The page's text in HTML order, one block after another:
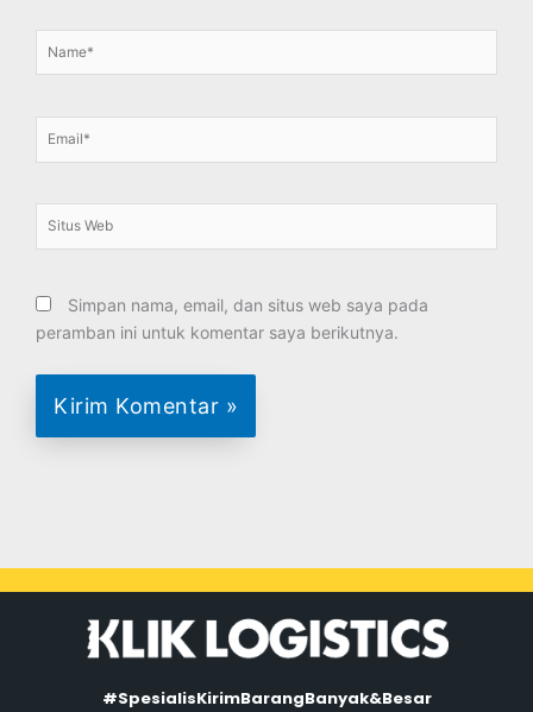
Name*
Email*
Situs
Simpan nama, email, dan situs web saya pada
peramban ini untuk komentar saya berikutnya.
#SpesialisKirimBarangBanyak&Besar